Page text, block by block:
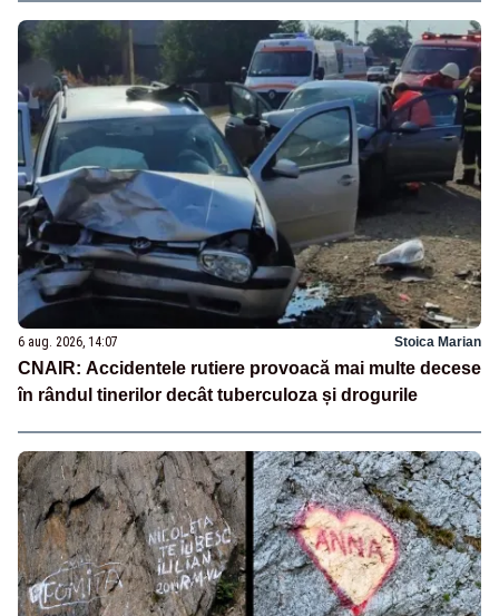
6 aug. 2026, 14:07 Stoica Marian
CNAIR: Accidentele rutiere provoacă mai multe decese
în rândul tinerilor decât tuberculoza și drogurile